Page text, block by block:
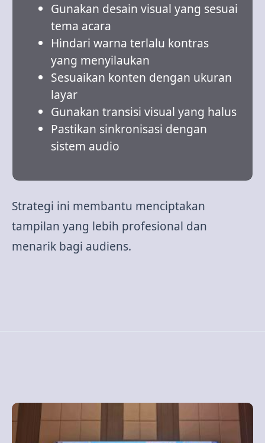
Gunakan desain visual yang sesuai
tema acara
Hindari warna terlalu kontras
yang menyilaukan
Sesuaikan konten dengan ukuran
layar
Gunakan transisi visual yang halus
Pastikan sinkronisasi dengan
sistem audio
Strategi ini membantu menciptakan
tampilan yang lebih profesional dan
menarik bagi audiens.